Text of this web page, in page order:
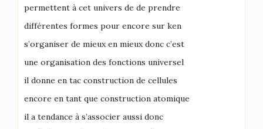
permettent à cet univers de de prendre
différentes formes pour encore sur ken
s’organiser de mieux en mieux donc c’est
une organisation des fonctions universel
il donne en tac construction de cellules
encore en tant que construction atomique
il a tendance à s’associer aussi donc